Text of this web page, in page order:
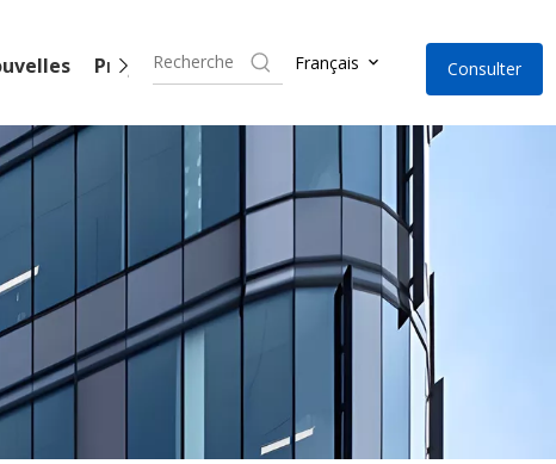
Projets Contact Français Consulter